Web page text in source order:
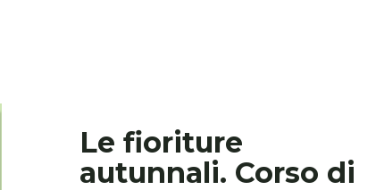
Le fioriture
autunnali. Corso di